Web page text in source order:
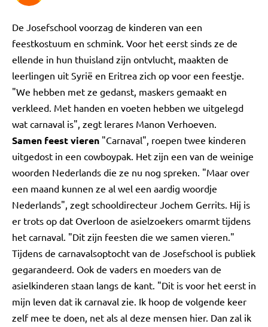
De Josefschool voorzag de kinderen van een
feestkostuum en schmink. Voor het eerst sinds ze de
ellende in hun thuisland zijn ontvlucht, maakten de
leerlingen uit Syrië en Eritrea zich op voor een feestje.
"We hebben met ze gedanst, maskers gemaakt en
verkleed. Met handen en voeten hebben we uitgelegd
wat carnaval is", zegt lerares Manon Verhoeven.
Samen feest vieren "Carnaval", roepen twee kinderen
uitgedost in een cowboypak. Het zijn een van de weinige
woorden Nederlands die ze nu nog spreken. "Maar over
een maand kunnen ze al wel een aardig woordje
Nederlands", zegt schooldirecteur Jochem Gerrits. Hij is
er trots op dat Overloon de asielzoekers omarmt tijdens
het carnaval. "Dit zijn feesten die we samen vieren."
Tijdens de carnavalsoptocht van de Josefschool is publiek
gegarandeerd. Ook de vaders en moeders van de
asielkinderen staan langs de kant. "Dit is voor het eerst in
mijn leven dat ik carnaval zie. Ik hoop de volgende keer
zelf mee te doen, net als al deze mensen hier. Dan zal ik